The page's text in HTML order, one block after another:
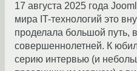
17 августа 2025 года
мира IT-технологий это
проделала большой путь,
совершеннолетней. К
серию интервью (и